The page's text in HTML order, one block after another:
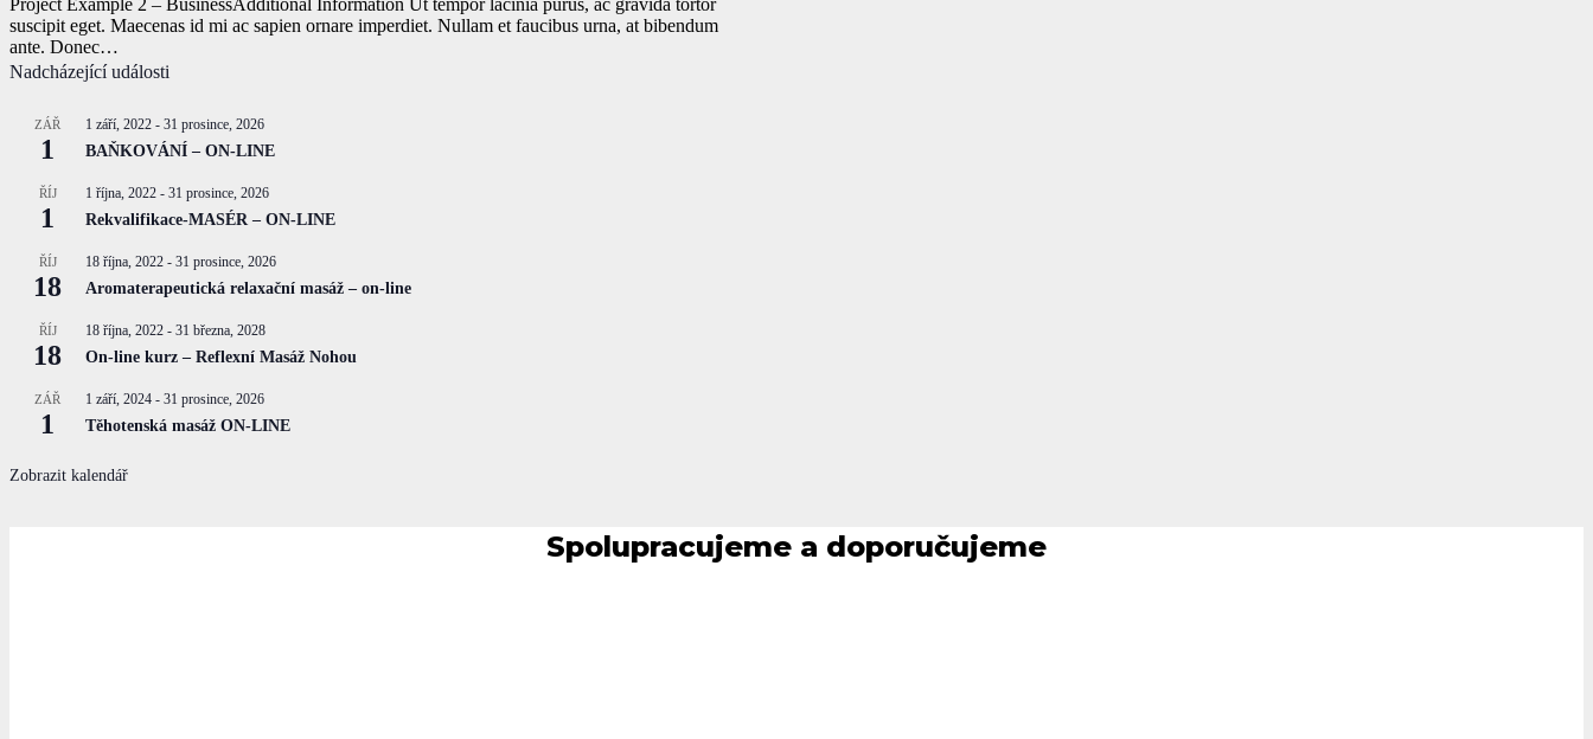
suscipit eget. Maecenas id mi ac sapien ornare imperdiet. Nullam et faucibus urna, at bibendum
ante. Donec…
Nadcházející události
ZÁŘ
1
1 září, 2022 - 31 prosince, 2026
BAŇKOVÁNÍ – ON-LINE
ŘÍJ
1
1 října, 2022 - 31 prosince, 2026
Rekvalifikace-MASÉR – ON-LINE
ŘÍJ
18
18 října, 2022 - 31 prosince, 2026
Aromaterapeutická relaxační masáž – on-line
ŘÍJ
18
18 října, 2022 - 31 března, 2028
On-line kurz – Reflexní Masáž Nohou
ZÁŘ
1
1 září, 2024 - 31 prosince, 2026
Těhotenská masáž ON-LINE
Zobrazit kalendář
Spolupracujeme a doporučujeme